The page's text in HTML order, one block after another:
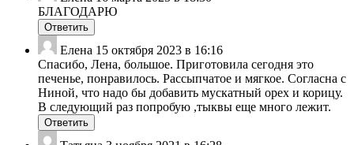
БЛАГОДАРЮ
Ответить
Елена 15 октября 2023 в 16:16
Спасибо, Лена, большое. Приготовила сегодня это
печенье, понравилось. Рассыпчатое и мягкое. Согласна с
Ниной, что надо бы добавить мускатный орех и корицу.
В следующий раз попробую ,тыквы еще много лежит.
Ответить